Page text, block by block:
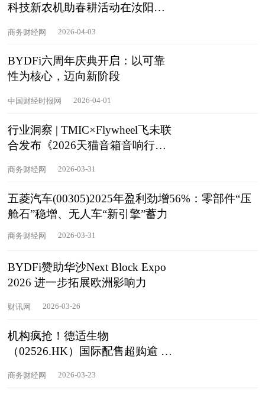
科技新农机助春耕活动在汝阳举
商务财经网 2026-04-03
BYDFi六周年庆典开启：以可靠
性为核心，迈向新阶段
中国财经时报网 2026-04-01
行业洞察 | TMIC×Flywheel飞未联
合发布《2026天猫音箱音响行业
商务财经网 2026-03-31
五菱汽车(00305)2025年盈利劲增56%：零部件“压
舱石”稳增、无人车“新引擎”蓄力
商务财经网 2026-03-31
BYDFi赞助华沙Next Block Expo
2026 进一步拓展欧洲影响力
财讯网 2026-03-26
机构疯抢！德适生物
（02526.HK）国际配售超购逾 2
商务财经网 2026-03-23